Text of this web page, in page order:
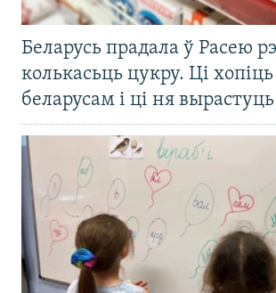
Беларусь прадала ў Расею
колькасьць цукру. Ці
беларусам і ці ня